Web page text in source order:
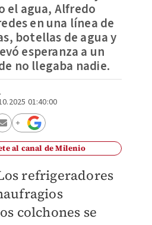
el agua, Alfredo
en una línea de
botellas de agua y
esperanza a un
no llegaba nadie.
01:40:00
al canal de Milenio
refrigeradores
colchones se